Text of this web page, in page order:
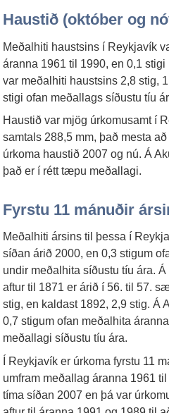
Haustið (október og
Meðalhiti haustsins í Reykjavík
áranna 1961 til 1990, en 0,1
var meðalhiti haustsins 2,8 stig,
stigi ofan meðallags síðustu tíu
Haustið var mjög úrkomusamt í
samtals 288,5 mm, það mesta
úrkoma haustið 2007 og nú. Á
það er í rétt tæpu meðallagi.
Fyrstu 11 mánuðir
Meðalhiti ársins til þessa í
síðan árið 2000, en 0,3 stigum
undir meðalhita síðustu tíu ára.
aftur til 1871 er árið í 56. til 57.
stig, en kaldast 1892, 2,9 stig. Á
0,7 stigum ofan meðalhita
meðallagi síðustu tíu ára.
Í Reykjavík er úrkoma fyrstu 11
umfram meðallag áranna 1961
tíma síðan 2007 en þá var